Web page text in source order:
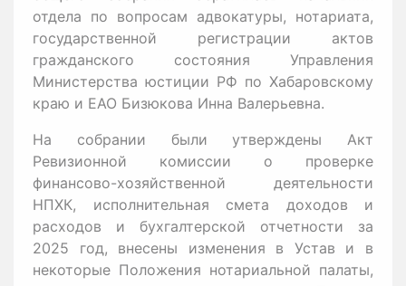
отдела по вопросам адвокатуры, нотариата,
государственной регистрации актов
гражданского состояния Управления
Министерства юстиции РФ по Хабаровскому
краю и ЕАО Бизюкова Инна Валерьевна.
На собрании были утверждены Акт
Ревизионной комиссии о проверке
финансово-хозяйственной деятельности
НПХК, исполнительная смета доходов и
расходов и бухгалтерской отчетности за
2025 год, внесены изменения в Устав и в
некоторые Положения нотариальной палаты,